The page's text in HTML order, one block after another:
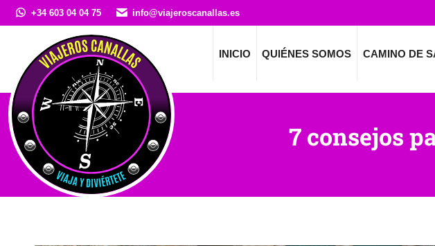
+34 603 04 04 75 info@viajeroscanallas.es
INICIO QUIÉNES SOMOS CAMINO DE
7 consejos